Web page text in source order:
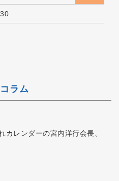
30
コラム
カレンダーの宮内洋行会長、